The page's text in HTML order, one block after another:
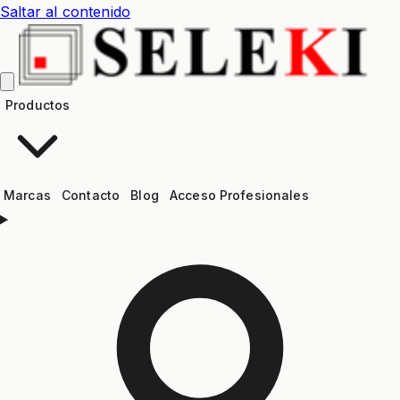
Saltar al contenido
Productos
Marcas Contacto Blog Acceso Profesionales